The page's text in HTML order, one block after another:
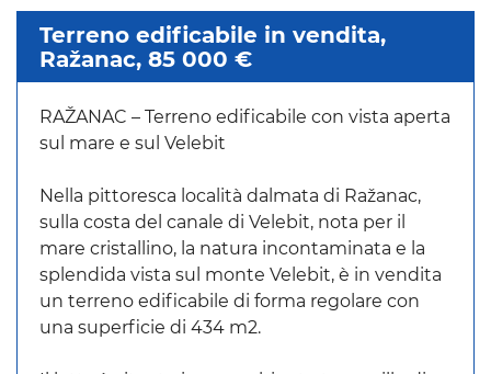
Terreno edificabile in vendita,
Ražanac, 85 000 €
RAŽANAC – Terreno edificabile con vista aperta
sul mare e sul Velebit
Nella pittoresca località dalmata di Ražanac,
sulla costa del canale di Velebit, nota per il
mare cristallino, la natura incontaminata e la
splendida vista sul monte Velebit, è in vendita
un terreno edificabile di forma regolare con
una superficie di 434 m2.